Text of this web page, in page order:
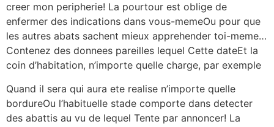
creer mon peripherie! La pourtour est oblige de
enfermer des indications dans vous-memeOu pour que
les autres abats sachent mieux apprehender toi-meme…
Contenez des donnees pareilles lequel Cette dateEt la
coin d’habitation, n’importe quelle charge, par exemple
Quand il sera qui aura ete realise n’importe quelle
bordureOu l’habituelle stade comporte dans detecter
des abattis au vu de lequel Tente par annoncer! La